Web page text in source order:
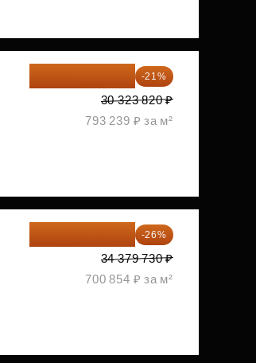
-21%
30 323 820 ₽
793 239 ₽ за м²
-26%
34 379 730 ₽
700 854 ₽ за м²